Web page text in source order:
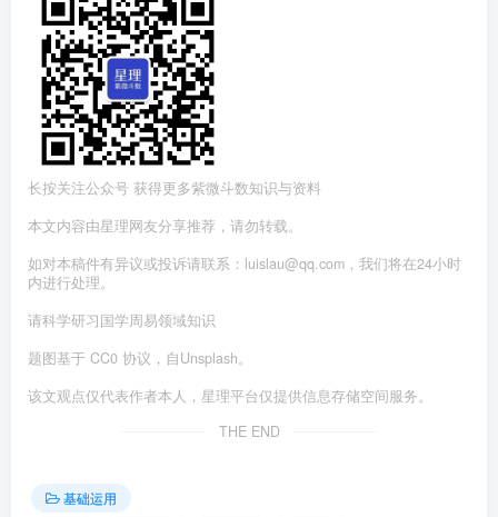
长按关注公众号 获得更多紫微斗数知识与资料
本文内容由星理网友分享推荐，请勿转载。
如对本稿件有异议或投诉请联系：luislau@qq.com，我们将在24小时
内进行处理。
请科学研习国学周易领域知识
题图基于 CC0 协议，自Unsplash。
该文观点仅代表作者本人，星理平台仅提供信息存储空间服务。
THE END
基础运用